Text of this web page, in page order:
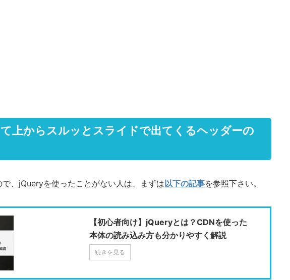
上からスルッとスライドで出てくるヘッダーの
、jQueryを使ったことがない人は、まずは以下の記事を参照下さい。
【初心者向け】jQueryとは？CDNを使った
本体の読み込み方も分かりやすく解説
続きを見る